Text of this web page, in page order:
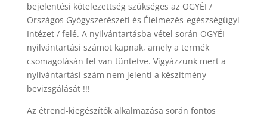
bejelentési kötelezettség szükséges az OGYÉI /
Országos Gyógyszerészeti és Élelmezés-egészségügyi
Intézet / felé. A nyilvántartásba vétel során OGYÉI
nyilvántartási számot kapnak, amely a termék
csomagolásán fel van tüntetve. Vigyázzunk mert a
nyilvántartási szám nem jelenti a készítmény
bevizsgálását !!!
Az étrend-kiegészítők alkalmazása során fontos